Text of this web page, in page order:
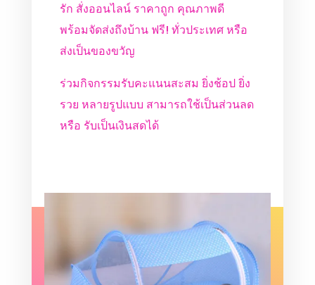
รัก สั่งออนไลน์ ราคาถูก คุณภาพดี
พร้อมจัดส่งถึงบ้าน ฟรี! ทั่วประเทศ หรือ
ส่งเป็นของขวัญ
ร่วมกิจกรรมรับคะแนนสะสม ยิ่งช้อป ยิ่ง
รวย หลายรูปแบบ สามารถใช้เป็นส่วนลด
หรือ รับเป็นเงินสดได้